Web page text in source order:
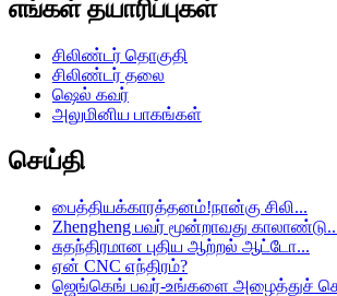
எங்கள் தயாரிப்புகள்
சிலிண்டர் தொகுதி
சிலிண்டர் தலை
ஷெல் கவர்
அலுமினிய பாகங்கள்
செய்தி
பைத்தியக்காரத்தனம்!நான்கு சிலி...
Zhengheng பவர் மூன்றாவது
சுதந்திரமான புதிய ஆற்றல் ஆட்டோ...
ஏன் CNC எந்திரம்?
ஜெங்கெங் பவர்-உங்களை அழைத்துச்